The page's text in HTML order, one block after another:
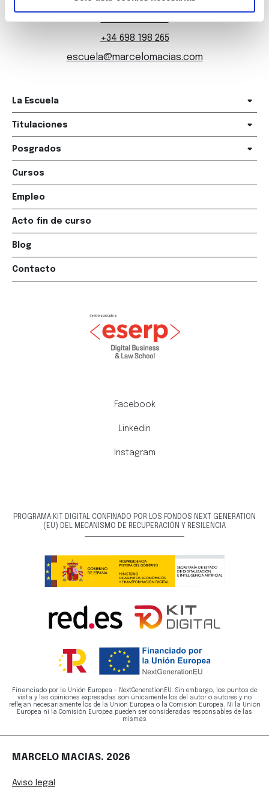
+34 981 235 265
+34 698 198 265
escuela@marcelomacias.com
La Escuela
Titulaciones
Posgrados
Cursos
Empleo
Acto fin de curso
Blog
Contacto
Facebook
Linkedin
Instagram
PROGRAMA KIT DIGITAL CONFINADO POR LOS FONDOS NEXT GENERATION
(EU) DEL MECANISMO DE RECUPERACIÓN Y RESILENCIA
Financiado por la Unión Europea - NextGenerationEU. Sin embargo, los puntos de
vista y las opiniones expresadas son únicamente los del autor o autores y no
reflejan necesariamente los de la Unión Europea o la Comisión Europea. Ni la Unión
Europea ni la Comisión Europea pueden ser consideradas responsables de las
mismas
MARCELO MACIAS. 2026
Aviso legal